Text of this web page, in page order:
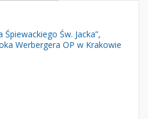
Śpiewackiego Św. Jacka”,
Werbergera OP w Krakowie